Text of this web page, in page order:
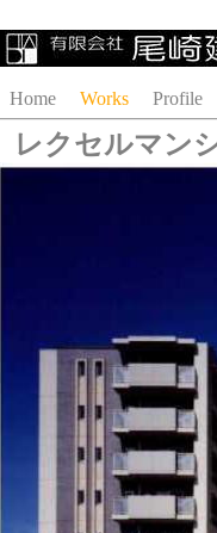
Home Works Profile
レクセルマン